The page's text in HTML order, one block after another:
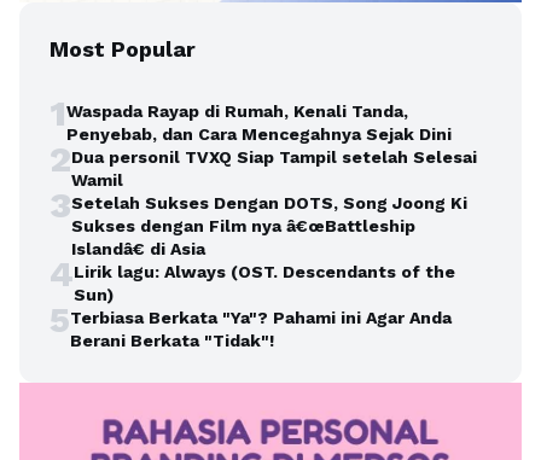
Most Popular
1Waspada Rayap di Rumah, Kenali Tanda,
Penyebab, dan Cara Mencegahnya Sejak Dini
2Dua personil TVXQ Siap Tampil setelah Selesai
Wamil
3Setelah Sukses Dengan DOTS, Song Joong Ki
Sukses dengan Film nya â€œBattleship
Islandâ€ di Asia
4Lirik lagu: Always (OST. Descendants of the
Sun)
5Terbiasa Berkata "Ya"? Pahami ini Agar Anda
Berani Berkata "Tidak"!